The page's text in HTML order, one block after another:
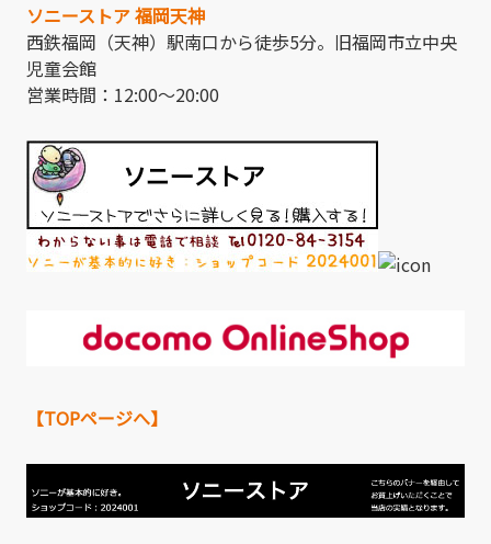
ソニーストア 福岡天神
西鉄福岡（天神）駅南口から徒歩5分。旧福岡市立中央
児童会館
営業時間：12:00～20:00
【TOPページへ】